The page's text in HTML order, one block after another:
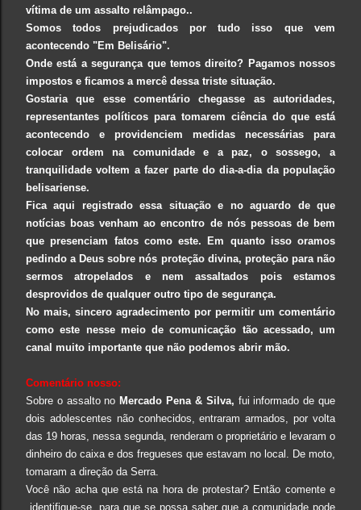
vítima de um assalto relâmpago..
Somos todos prejudicados por tudo isso que vem
acontecendo "Em Belisário".
Onde está a segurança que temos direito? Pagamos nossos
impostos e ficamos a mercê dessa triste situação.
Gostaria que esse comentário chegasse as autoridades,
representantes políticos para tomarem ciência do que está
acontecendo e providenciem medidas necessárias para
colocar ordem na comunidade e a paz, o sossego, a
tranquilidade voltem a fazer parte do dia-a-dia da população
belisariense.
Fica aqui registrado essa situação e no aguardo de que
notícias boas venham ao encontro de nós pessoas de bem
que presenciam fatos como este. Em quanto isso oramos
pedindo a Deus sobre nós proteção divina, proteção para não
sermos atropelados e nem assaltados pois estamos
desprovidos de qualquer outro tipo de segurança.
No mais, sincero agradecimento por permitir um comentário
como este nesse meio de comunicação tão acessado, um
canal muito importante que não podemos abrir mão.
Comentário nosso:
Sobre o assalto no Mercado Pena & Silva, fui informado de que
dois adolescentes não conhecidos, entraram armados, por volta
das 19 horas, nessa segunda, renderam o proprietário e levaram o
dinheiro do caixa e dos fregueses que estavam no local. De moto,
tomaram a direção da Serra.
Você não acha que está na hora de protestar? Então comente e
identifique-se, para que se possa saber que a comunidade pode